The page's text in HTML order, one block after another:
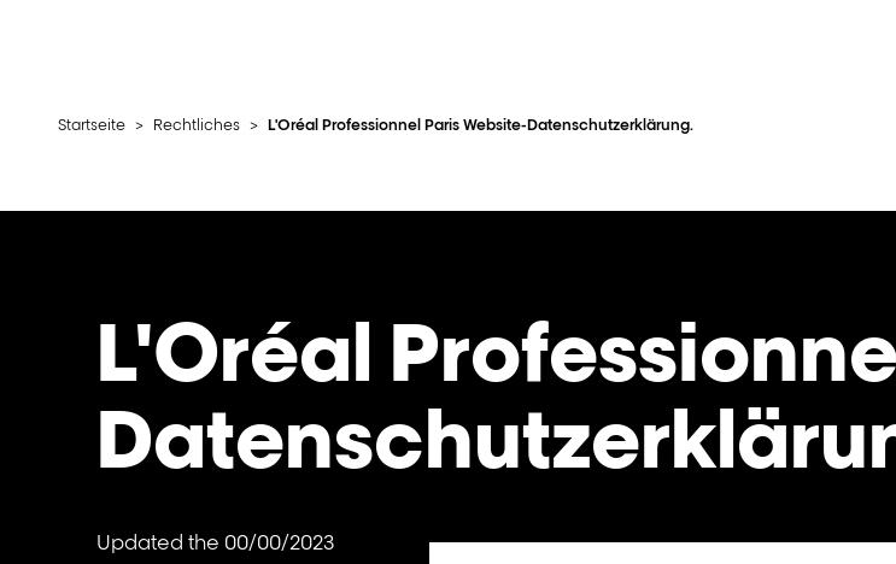
Startseite > Rechtliches > L'Oréal Professionnel Paris Website-Datenschutzerklärung.
L'Oréal
Updated the 00/00/2023